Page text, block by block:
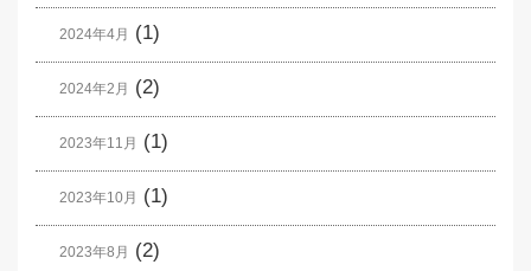
2024年4月 (1)
2024年2月 (2)
2023年11月 (1)
2023年10月 (1)
2023年8月 (2)